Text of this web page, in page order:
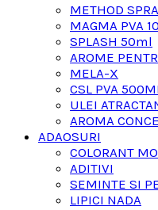
METHOD
MAGMA PVA
SPLASH 50ml
AROME
MELA-X
CSL PVA
ULEI
AROMA
ADAOSURI
COLORANT
ADITIVI
SEMINTE SI
LIPICI NADA